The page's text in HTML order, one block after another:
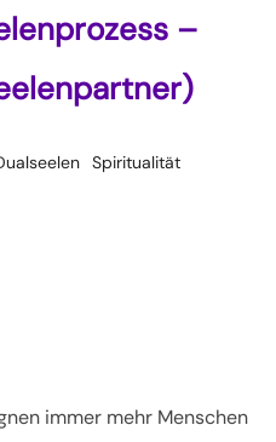
–
Spiritualität
immer mehr Menschen